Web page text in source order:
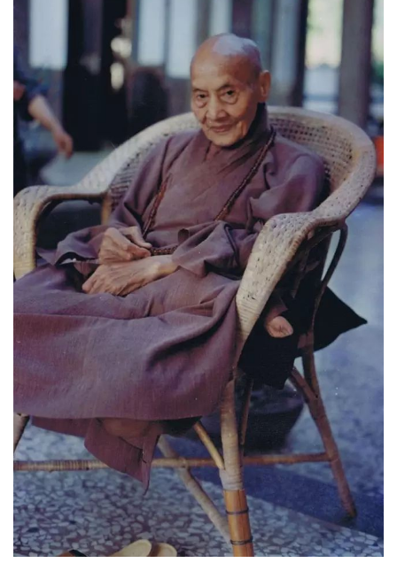
资
讯
八
点
音
谈
心
乐
菩
提